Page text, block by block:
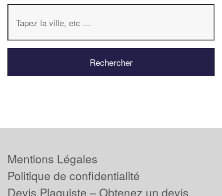
Mentions Légales
Politique de confidentialité
Devis Plaquiste – Obtenez un devis